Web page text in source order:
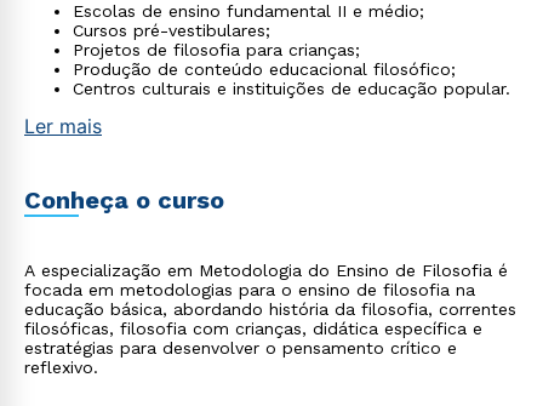
Escolas de ensino fundamental II e médio;
Cursos pré-vestibulares;
Projetos de filosofia para crianças;
Produção de conteúdo educacional filosófico;
Centros culturais e instituições de educação popular.
Ler mais
Conheça o curso
A especialização em Metodologia do Ensino de Filosofia é
focada em metodologias para o ensino de filosofia na
educação básica, abordando história da filosofia, correntes
filosóficas, filosofia com crianças, didática específica e
estratégias para desenvolver o pensamento crítico e
reflexivo.